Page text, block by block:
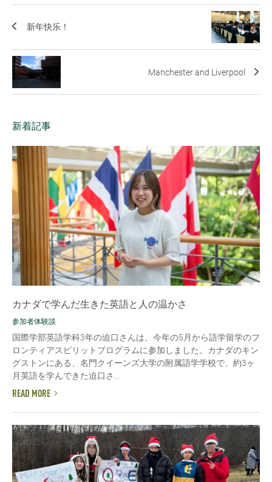
新年快乐！
Manchester and Liverpool
新着記事
カナダで学んだ生きた英語と人の温かさ
参加者体験談
国際学部英語学科3年の迫口さんは、今年の5月から語学留学のフ
ロンティアスピリットプログラムに参加しました。カナダのキン
グストンにある、名門クイーンズ大学の附属語学学校で、約3ヶ
月英語を学んできた迫口さ...
READ MORE